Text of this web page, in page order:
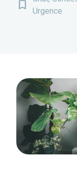
bookmark_border
Urgence